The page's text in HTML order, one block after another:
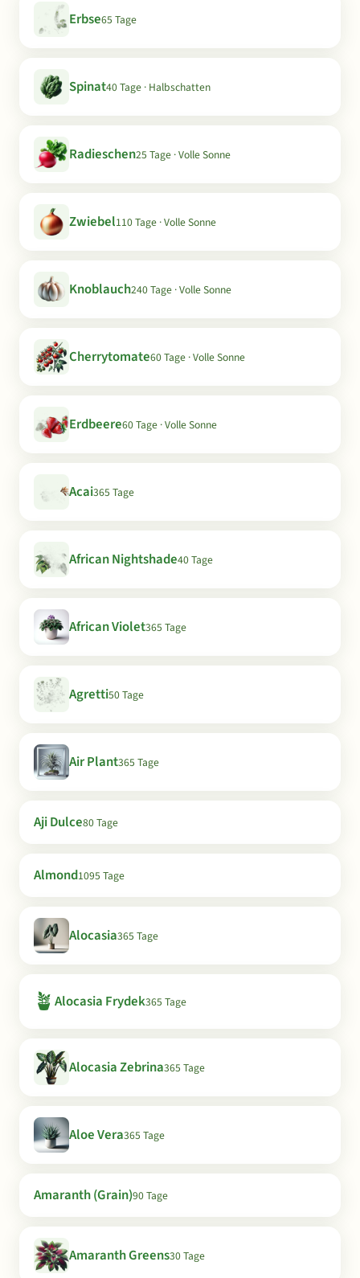
Erbse65 Tage
Spinat40 Tage · Halbschatten
Radieschen25 Tage · Volle Sonne
Zwiebel110 Tage · Volle Sonne
Knoblauch240 Tage · Volle Sonne
Cherrytomate60 Tage · Volle Sonne
Erdbeere60 Tage · Volle Sonne
Acai365 Tage
African Nightshade40 Tage
African Violet365 Tage
Agretti50 Tage
Air Plant365 Tage
Aji Dulce80 Tage
Almond1095 Tage
Alocasia365 Tage
🪴 Alocasia Frydek365 Tage
Alocasia Zebrina365 Tage
Aloe Vera365 Tage
Amaranth (Grain)90 Tage
Amaranth Greens30 Tage